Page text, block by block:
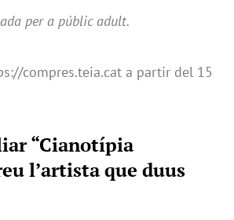
per a públic adult.
compres.teia.cat a partir del 15
“Cianotípia
l’artista que duus